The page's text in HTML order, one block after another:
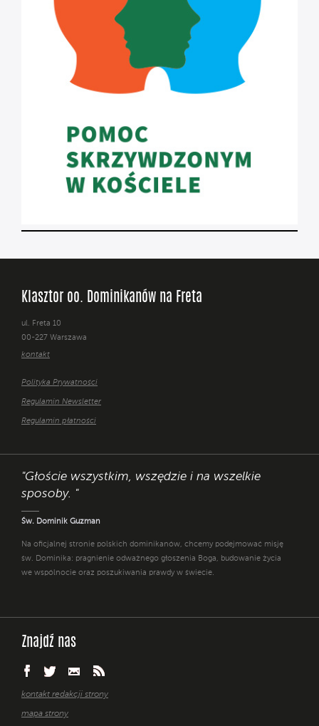
Klasztor oo. Dominikanów na Freta
ul. Freta 10
00-227 Warszawa
kontakt
Polityka Prywatności
Regulamin Newsletter
Regulamin płatności
"Głoście wszystkim, wszędzie i na wszelkie
sposoby. "
Św. Dominik Guzman
Na oficjalnej stronie polskich dominikanów, chcemy podejmować misję
św. Dominika: pragnienie odważnego głoszenia Boga, budowanie życia
we wspólnocie oraz poszukiwania prawdy w świecie.
Znajdź nas
kontakt redakcji strony
mapa strony